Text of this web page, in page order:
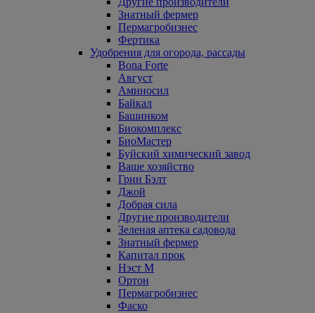
Знатный фермер
Пермагробизнес
Фертика
Удобрения для огорода, рассады
Bona Forte
Август
Аминосил
Байкал
Башинком
Биокомплекс
БиоМастер
Буйский химический завод
Ваше хозяйство
Грин Бэлт
Джой
Добрая сила
Другие производители
Зеленая аптека садовода
Знатный фермер
Капитал прок
Нэст М
Ортон
Пермагробизнес
Фаско